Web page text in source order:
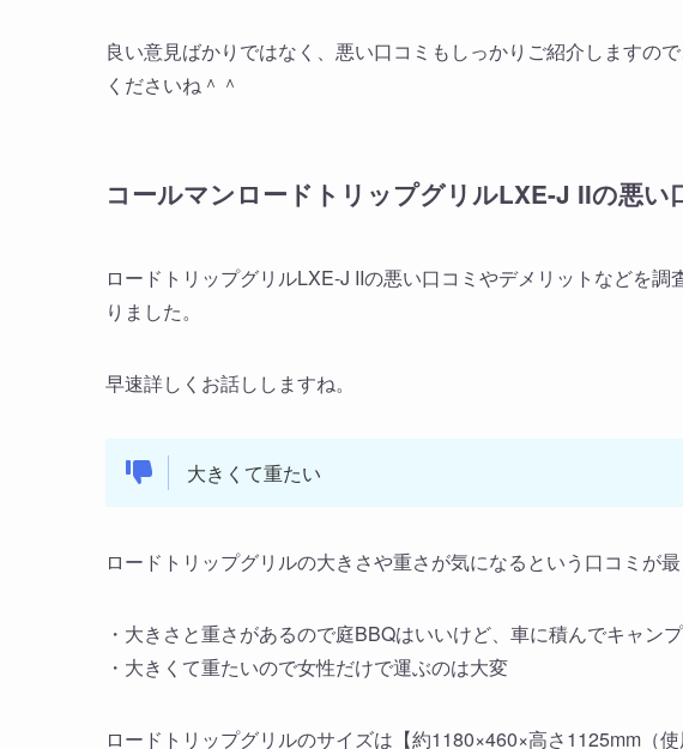
良い意見ばかりではなく、悪い口コミもしっかりご紹介しますの
くださいね＾＾
コールマンロードトリップグリルLXE-J IIの悪い
ロードトリップグリルLXE-J IIの悪い口コミやデメリットなどを
りました。
早速詳しくお話ししますね。
大きくて重たい
ロードトリップグリルの大きさや重さが気になるという口コミが最
・大きさと重さがあるので庭BBQはいいけど、車に積んでキャン
・大きくて重たいので女性だけで運ぶのは大変
ロードトリップグリルのサイズは【約1180×460×高さ1125mm（使